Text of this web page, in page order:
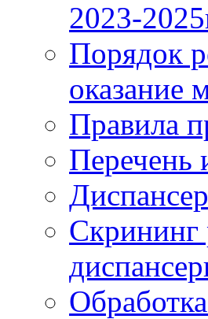
2023-
Порядок
оказание
Правила
Перечень
Скрининг